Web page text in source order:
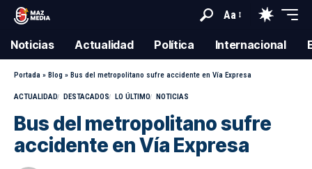
Aa
Noticias Actualidad Política Internacional
Portada » Blog » Bus del metropolitano sufre accidente en Vía Expresa
ACTUALIDAD DESTACADOS LO ÚLTIMO NOTICIAS
Bus del metropolitano sufre
accidente en Vía Expresa